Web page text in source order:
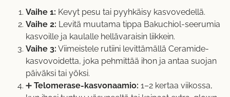
Vaihe 1: Kevyt pesu tai pyyhkäisy kasvovedellä.
Vaihe 2: Levitä muutama tippa Bakuchiol-seerumia
kasvoille ja kaulalle hellävaraisin liikkein.
Vaihe 3: Viimeistele rutiini levittämällä Ceramide-
kasvovoidetta, joka pehmittää ihon ja antaa suojan
päiväksi tai yöksi.
➕ Telomerase-kasvonaamio: 1–2 kertaa viikossa,